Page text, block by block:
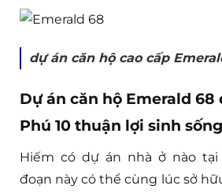
dự án căn hộ cao cấp
Dự án căn hộ Emerald 68
Phú 10 thuận lợi sinh sống
Hiếm có dự án nhà ở nào
đoạn này có thể cùng lúc sở